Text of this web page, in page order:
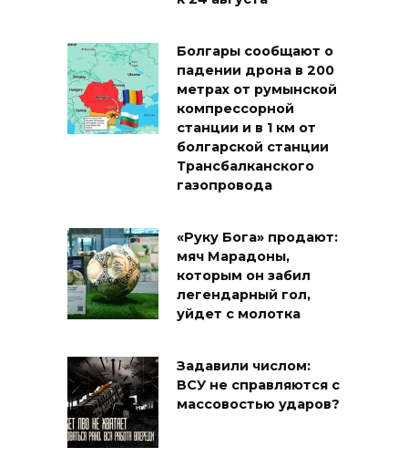
Болгары сообщают о
падении дрона в 200
метрах от румынской
компрессорной
станции и в 1 км от
болгарской станции
Трансбалканского
газопровода
«Руку Бога» продают:
мяч Марадоны,
которым он забил
легендарный гол,
уйдет с молотка
Задавили числом:
ВСУ не справляются с
массовостью ударов?